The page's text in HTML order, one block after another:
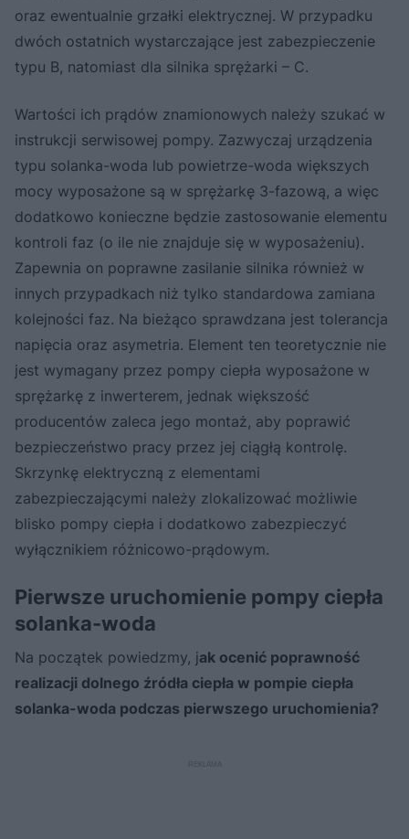
oraz ewentualnie grzałki elektrycznej. W przypadku
dwóch ostatnich wystarczające jest zabezpieczenie
typu B, natomiast dla silnika sprężarki – C.
Wartości ich prądów znamionowych należy szukać w
instrukcji serwisowej pompy. Zazwyczaj urządzenia
typu solanka-woda lub powietrze-woda większych
mocy wyposażone są w sprężarkę 3-fazową, a więc
dodatkowo konieczne będzie zastosowanie elementu
kontroli faz (o ile nie znajduje się w wyposażeniu).
Zapewnia on poprawne zasilanie silnika również w
innych przypadkach niż tylko standardowa zamiana
kolejności faz. Na bieżąco sprawdzana jest tolerancja
napięcia oraz asymetria. Element ten teoretycznie nie
jest wymagany przez pompy ciepła wyposażone w
sprężarkę z inwerterem, jednak większość
producentów zaleca jego montaż, aby poprawić
bezpieczeństwo pracy przez jej ciągłą kontrolę.
Skrzynkę elektryczną z elementami
zabezpieczającymi należy zlokalizować możliwie
blisko pompy ciepła i dodatkowo zabezpieczyć
wyłącznikiem różnicowo-prądowym.
Pierwsze uruchomienie pompy ciepła
solanka-woda
Na początek powiedzmy, jak ocenić poprawność
realizacji dolnego źródła ciepła w pompie ciepła
solanka-woda podczas pierwszego uruchomienia?